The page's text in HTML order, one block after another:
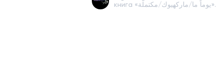
книга «يوماً ما/ماركهيوك/مكتملة».